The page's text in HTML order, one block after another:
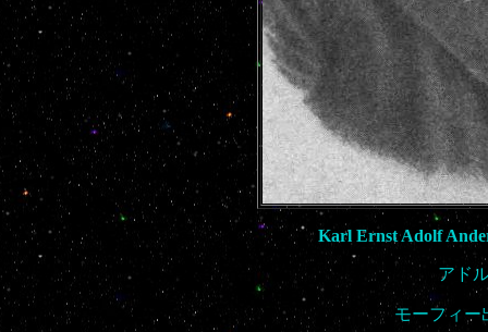
Karl Ernst Adolf
アド
モーフィー